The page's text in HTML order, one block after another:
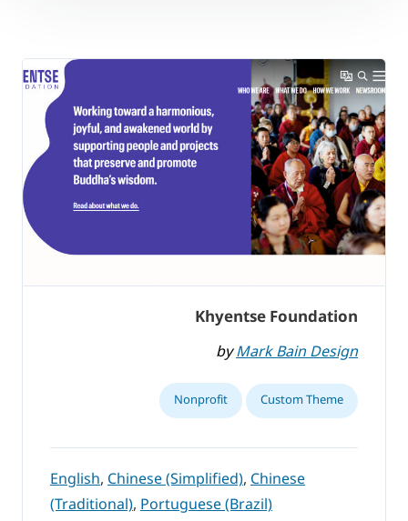
Khyentse Foundation
byMark Bain Design
Custom Theme
Nonprofit
English,Chinese (Simplified),Chinese
(Traditional),Portuguese (Brazil)